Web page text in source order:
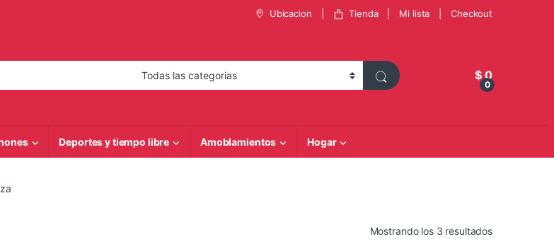
Ubicacion Tienda Mi lista Checkout
0
$0
Deportes y tiempo libre Amoblamientos Hogar
Mostrando los 3 resultadosOrdenado